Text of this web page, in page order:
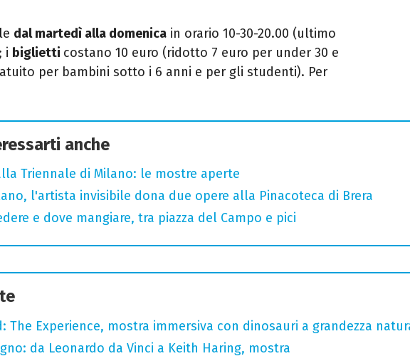
dal martedì alla domenica in orario 10-30-20.00 (ultimo
i biglietti costano 10 euro (ridotto 7 euro per under 30 e
per bambini sotto i 6 anni e per gli studenti). Per
anche
Triennale di Milano: le mostre aperte
l'artista invisibile dona due opere alla Pinacoteca di Brera
e dove mangiare, tra piazza del Campo e pici
The Experience, mostra immersiva con dinosauri a grandezza
da Leonardo da Vinci a Keith Haring, mostra